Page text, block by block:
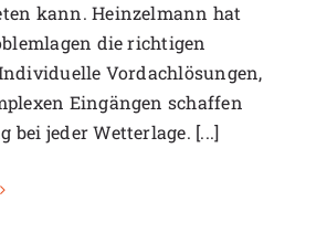
kann. Heinzelmann hat
die richtigen
Vordachlösungen,
Eingängen schaffen
bei jeder Wetterlage. [...]